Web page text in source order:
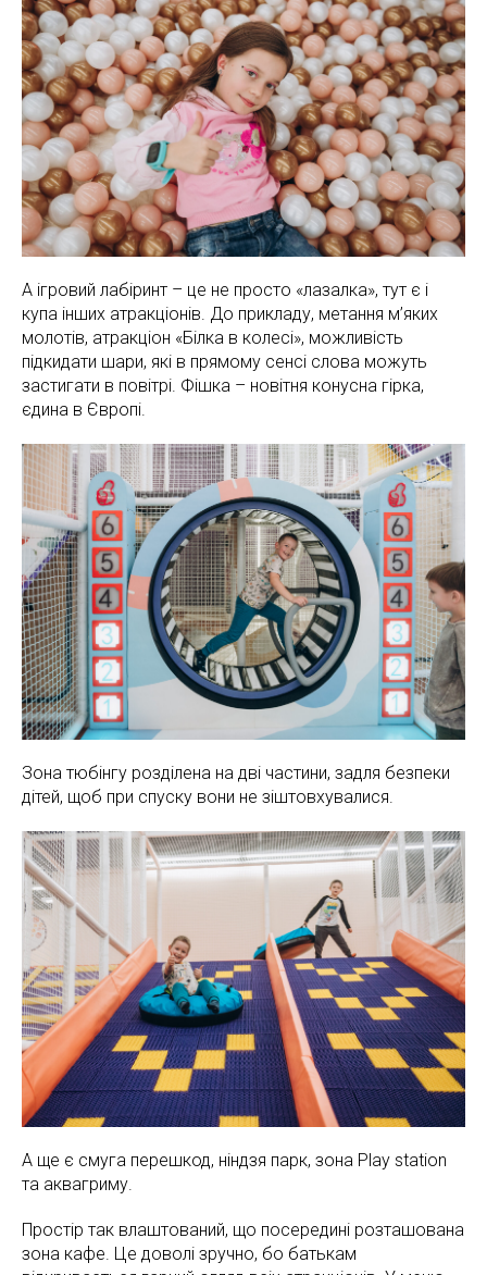
А ігровий лабіринт – це не просто «лазалка», тут є і
купа інших атракціонів. До прикладу, метання м’яких
молотів, атракціон «Білка в колесі», можливість
підкидати шари, які в прямому сенсі слова можуть
застигати в повітрі. Фішка – новітня конусна гірка,
єдина в Європі.
Зона тюбінгу розділена на дві частини, задля безпеки
дітей, щоб при спуску вони не зіштовхувалися.
А ще є смуга перешкод, ніндзя парк, зона Play station
та аквагриму.
Простір так влаштований, що посередині розташована
зона кафе. Це доволі зручно, бо батькам